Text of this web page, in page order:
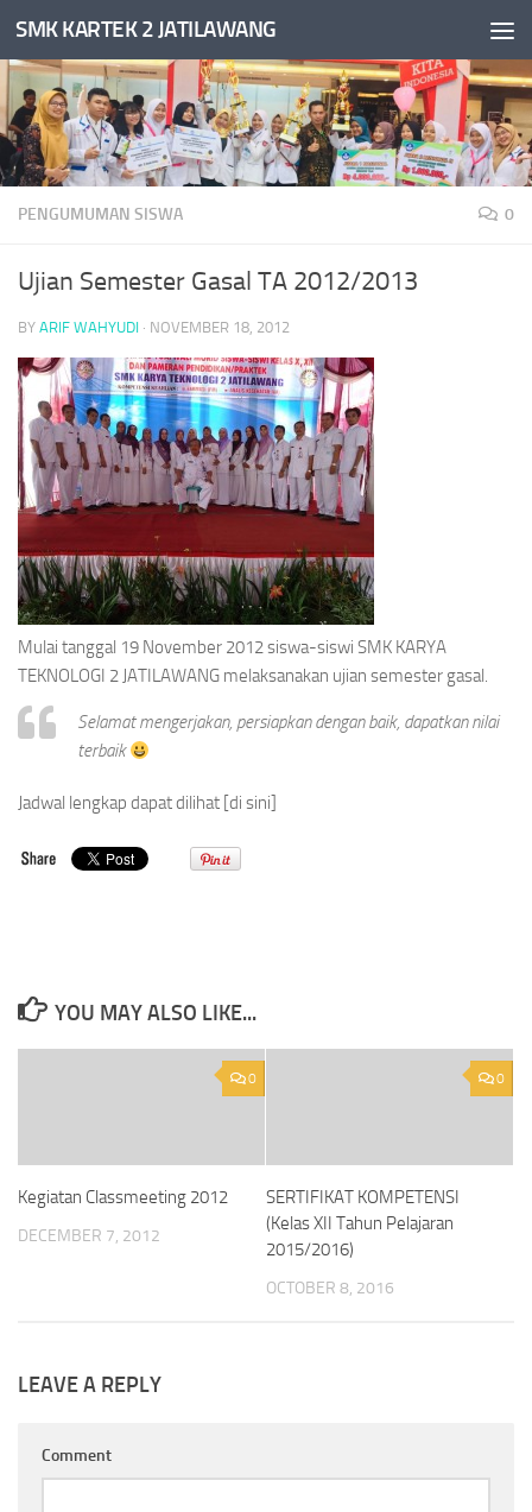
Skip to content
SMK KARTEK 2 JATILAWANG
PENGUMUMAN SISWA 0
Ujian Semester Gasal TA 2012/2013
BY ARIF WAHYUDI · NOVEMBER 18, 2012
Mulai tanggal 19 November 2012 siswa-siswi SMK KARYA
TEKNOLOGI 2 JATILAWANG melaksanakan ujian semester gasal.
Selamat mengerjakan, persiapkan dengan baik, dapatkan nilai
terbaik
Jadwal lengkap dapat dilihat [di sini]
YOU MAY ALSO LIKE...
0
Kegiatan Classmeeting 2012
DECEMBER 7, 2012
0
SERTIFIKAT KOMPETENSI
(Kelas XII Tahun Pelajaran
2015/2016)
OCTOBER 8, 2016
LEAVE A REPLY
Comment